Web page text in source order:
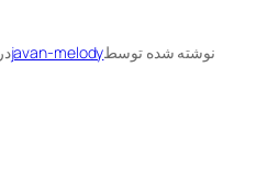
نوشته شده توسطjavan-melodyدر